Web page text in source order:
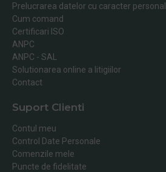
Prelucrarea datelor cu caracter personal
Cum comand
Certificari ISO
ANPC
ANPC - SAL
Solutionarea online a litigiilor
Contact
Suport Clienti
Contul meu
Control Date Personale
Comenzile mele
Puncte de fidelitate